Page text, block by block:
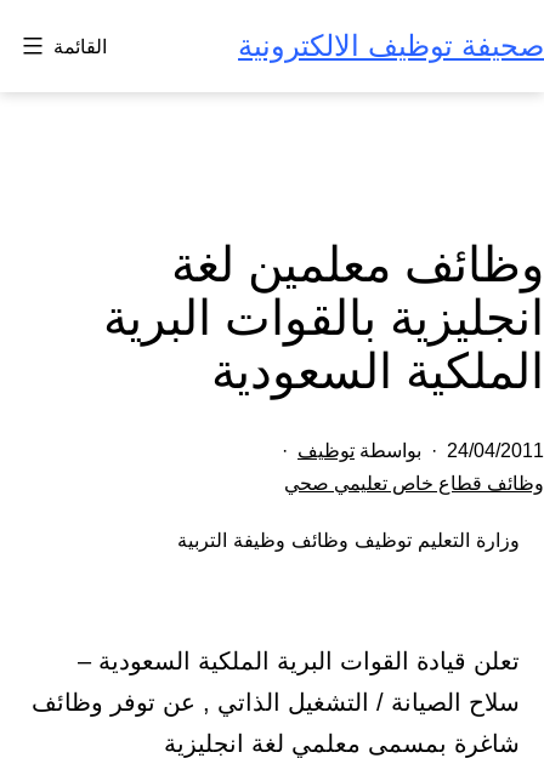
إلى
المحتوى
صحيفة توظيف الالكترونية القائمة
وظائف معلمين لغة
انجليزية بالقوات البرية
الملكية السعودية
تم
النشر
24/04/2011 بواسطة توظيف
مصنف
وظائف قطاع خاص تعليمي صحي
وزارة التعليم توظيف وظائف وظيفة التربية
تعلن قيادة القوات البرية الملكية السعودية –
سلاح الصيانة / التشغيل الذاتي , عن توفر وظائف
شاغرة بمسمى معلمي لغة انجليزية